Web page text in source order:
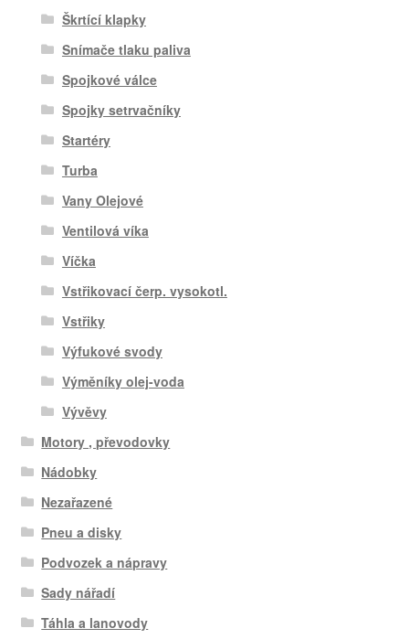
Škrtící klapky
Snímače tlaku paliva
Spojkové válce
Spojky setrvačníky
Startéry
Turba
Vany Olejové
Ventilová víka
Víčka
Vstřikovací čerp. vysokotl.
Vstřiky
Výfukové svody
Výměníky olej-voda
Vývěvy
Motory , převodovky
Nádobky
Nezařazené
Pneu a disky
Podvozek a nápravy
Sady nářadí
Táhla a lanovody